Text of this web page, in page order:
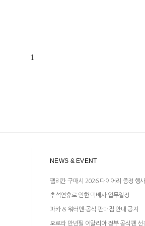
1
NEWS & EVENT
펠리칸 구매시 2026 다이어리 증정 행
추석연휴로 인한 택배사 업무일정
파카 & 워터맨-공식 판매점 안내 공지
오로라 만년필 이탈리아 정부 공식펜 선